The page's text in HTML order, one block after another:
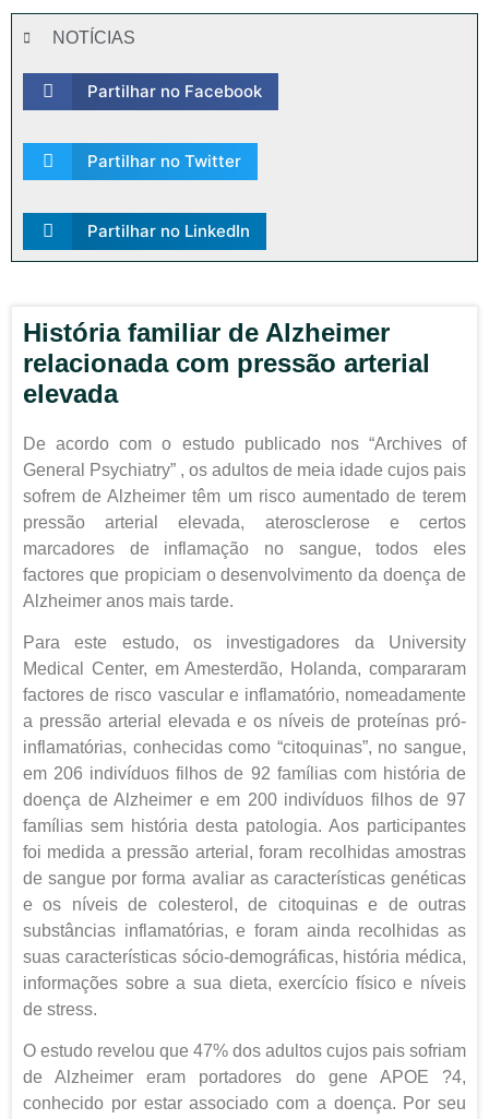
NOTÍCIAS
Partilhar no Facebook
Partilhar no Twitter
Partilhar no LinkedIn
História familiar de Alzheimer
relacionada com pressão arterial
elevada
De acordo com o estudo publicado nos “Archives of
General Psychiatry” , os adultos de meia idade cujos pais
sofrem de Alzheimer têm um risco aumentado de terem
pressão arterial elevada, aterosclerose e certos
marcadores de inflamação no sangue, todos eles
factores que propiciam o desenvolvimento da doença de
Alzheimer anos mais tarde.
Para este estudo, os investigadores da University
Medical Center, em Amesterdão, Holanda, compararam
factores de risco vascular e inflamatório, nomeadamente
a pressão arterial elevada e os níveis de proteínas pró-
inflamatórias, conhecidas como “citoquinas”, no sangue,
em 206 indivíduos filhos de 92 famílias com história de
doença de Alzheimer e em 200 indivíduos filhos de 97
famílias sem história desta patologia. Aos participantes
foi medida a pressão arterial, foram recolhidas amostras
de sangue por forma avaliar as características genéticas
e os níveis de colesterol, de citoquinas e de outras
substâncias inflamatórias, e foram ainda recolhidas as
suas características sócio-demográficas, história médica,
informações sobre a sua dieta, exercício físico e níveis
de stress.
O estudo revelou que 47% dos adultos cujos pais sofriam
de Alzheimer eram portadores do gene APOE ?4,
conhecido por estar associado com a doença. Por seu